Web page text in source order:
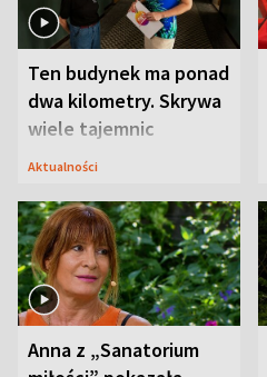
Ten budynek ma ponad
dwa kilometry. Skrywa
wiele tajemnic
Aktualności
Anna z „Sanatorium